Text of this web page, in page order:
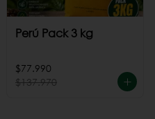
Perú Pack 3 kg
$77.990
$137.970